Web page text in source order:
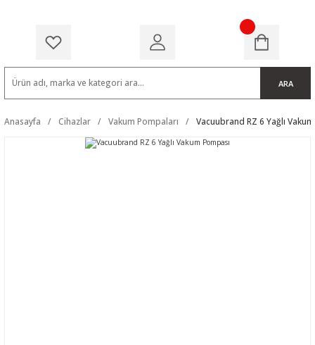
ARA
Anasayfa Cihazlar Vakum Pompaları Vacuubrand RZ 6 Yağlı